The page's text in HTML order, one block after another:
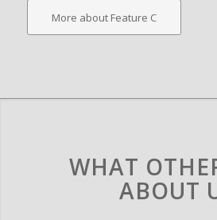
More about Feature C
WHAT
ABOUT